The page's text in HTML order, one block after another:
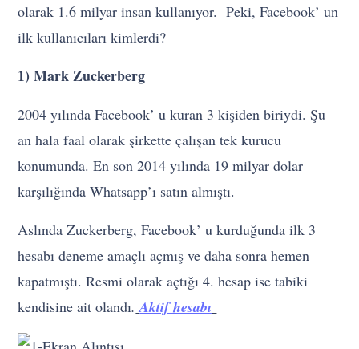
olarak 1.6 milyar insan kullanıyor. Peki, Facebook’ un
ilk kullanıcıları kimlerdi?
1) Mark Zuckerberg
2004 yılında Facebook’ u kuran 3 kişiden biriydi. Şu
an hala faal olarak şirkette çalışan tek kurucu
konumunda. En son 2014 yılında 19 milyar dolar
karşılığında Whatsapp’ı satın almıştı.
Aslında Zuckerberg, Facebook’ u kurduğunda ilk 3
hesabı deneme amaçlı açmış ve daha sonra hemen
kapatmıştı. Resmi olarak açtığı 4. hesap ise tabiki
kendisine ait olandı. Aktif hesabı